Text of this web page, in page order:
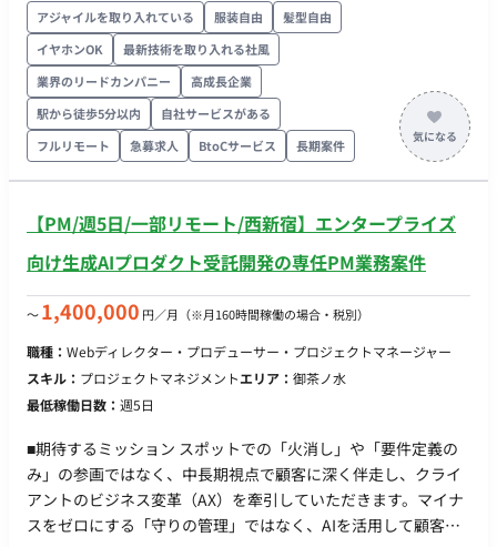
で、エンドクライアントのステークホルダーと対等に折衝し、
プロジェクトの合意形成をスピード感持って推進することが期
待されます。 ■担当工程（業務範囲） 超上流〜上流工程（構想
策定・計画立案・ベンダー選定） 現状分析・RFP（提案依頼
書）の作成・要件定義の支援 次フェーズに向けたRFPの配布、
ベンダーからの提案評価・選定軸の策定 プロジェクト全体の進
捗・課題・リスク管理（PMO業務） ■業務の流れ 現状把握と
ウド化に向けたエンドクライアントの要望をヒアリングし、
評価基準の作成や、次フェーズに向けたベンダーコントロール
の仕組みを構築します。 現場折衝・PMO業務：ファームの一員
として、エンドクライアントの経営層や情報システム部門との
会議体をファシリテーションし、合意形成を図ります。 ■開発
環境 対象システム：Oracle E-Business Suite（EBS） 移行先環
境：Oracle Cloud Infrastructure（OCI） / Oracle Cloud
（Excel, PowerPoint, Word）、Teams/Slack、
Backlog/Jira（※ファームやエンドに準ずる） ■開発フェーズと
予定 現在〜数ヶ月：RFP作成・確定フェーズ 次フェーズ：ベン
ダー評価・選定、および要件定義への移行 ※超上流からの参画
アジャイルを取り入れている 服装自由
髪型自由
イヤホンOK
最新技術を取り入れる社風
業界のリードカンパニー
高成長企業
駅から徒歩5分以内
自社サービスがある
フルリモート
急募求人 BtoCサービス 長期案件
【PM/週5日/一部リモート/西新宿】エンタープライズ
向け生成AIプロダクト受託開発の専任PM業務案件
〜1,400,000 円／月 （※月160時間稼働の場合・税別）
職種： Webディレクター・プロデューサー・プロジェクトマネージャー
スキル： プロジェクトマネジメントエリア： 御茶ノ水
最低稼働日数： 週5日
■期待するミッション スポットでの「火消し」や「要件定義の
み」の参画ではなく、中長期視点で顧客に深く伴走し、クライ
アントのビジネス変革（AX）を牽引していただきます。マイナ
スをゼロにする「守りの管理」ではなく、AIを活用して顧客の